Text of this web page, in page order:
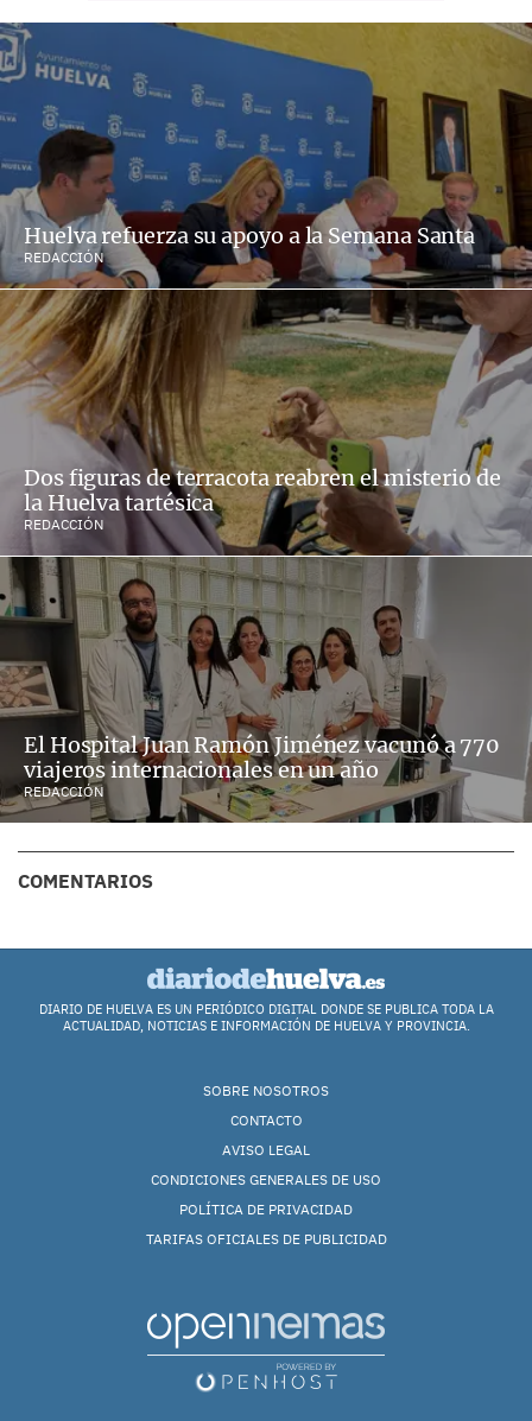
Huelva refuerza su apoyo a la Semana Santa
REDACCIÓN
Dos figuras de terracota reabren el misterio de
la Huelva tartésica
REDACCIÓN
El Hospital Juan Ramón Jiménez vacunó a 770
viajeros internacionales en un año
REDACCIÓN
COMENTARIOS
DIARIO DE HUELVA ES UN PERIÓDICO DIGITAL DONDE SE PUBLICA TODA LA
ACTUALIDAD, NOTICIAS E INFORMACIÓN DE HUELVA Y PROVINCIA.
SOBRE NOSOTROS
CONTACTO
AVISO LEGAL
CONDICIONES GENERALES DE USO
POLÍTICA DE PRIVACIDAD
TARIFAS OFICIALES DE PUBLICIDAD